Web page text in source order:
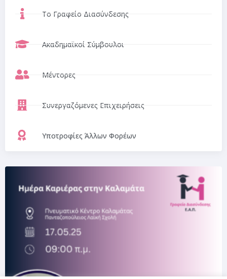
Το Γραφείο Διασύνδεσης
Ακαδημαϊκοί Σύμβουλοι
Μέντορες
Συνεργαζόμενες Επιχειρήσεις
Υποτροφίες Άλλων Φορέων